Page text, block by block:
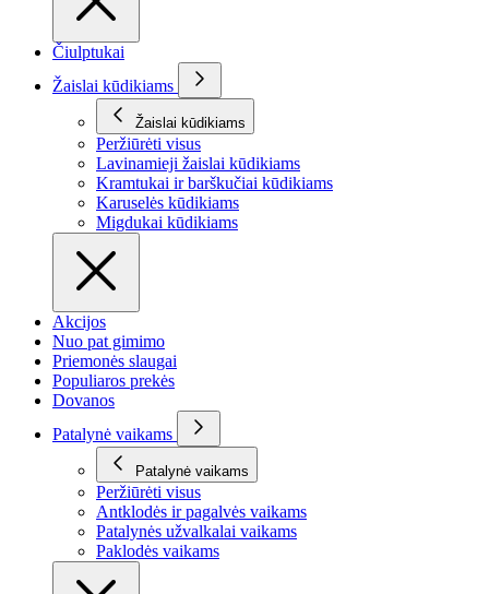
Čiulptukai
Žaislai kūdikiams
Žaislai kūdikiams
Peržiūrėti visus
Lavinamieji žaislai kūdikiams
Kramtukai ir barškučiai kūdikiams
Karuselės kūdikiams
Migdukai kūdikiams
Akcijos
Nuo pat gimimo
Priemonės slaugai
Populiaros prekės
Dovanos
Patalynė vaikams
Patalynė vaikams
Peržiūrėti visus
Antklodės ir pagalvės vaikams
Patalynės užvalkalai vaikams
Paklodės vaikams